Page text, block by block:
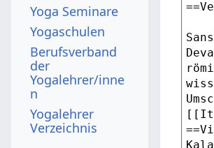
Yoga Seminare
Yogaschulen
Berufsverband
der
Yogalehrer/inne
n
Yogalehrer
Verzeichnis